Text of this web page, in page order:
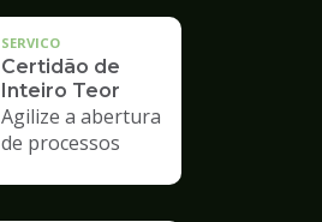
SERVICO
Certidão de
Inteiro Teor
Agilize a abertura
de processos